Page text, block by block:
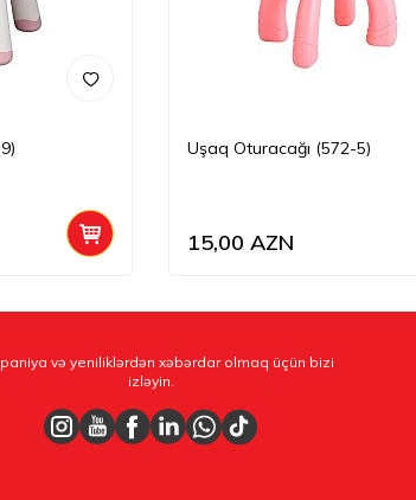
Uşaq Oturacağı (572-5)
15,00 AZN
və yeniliklərdən xəbərdar olmaq üçün bizi
izləyin.